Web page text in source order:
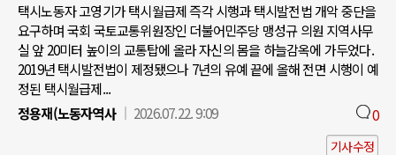
택시노동자 고영기가 택시월급제 즉각 시행과 택시발전법 개악 중단을
요구하며 국회 국토교통위원장인 더불어민주당 맹성규 의원 지역사무
실 앞 20미터 높이의 교통탑에 올라 자신의 몸을 하늘감옥에 가두었다.
2019년 택시발전법이 제정됐으나 7년의 유예 끝에 올해 전면 시행이 예
정된 택시월급제...
정용재(노동자역사
2026.07.22. 9:09 0
기사수정